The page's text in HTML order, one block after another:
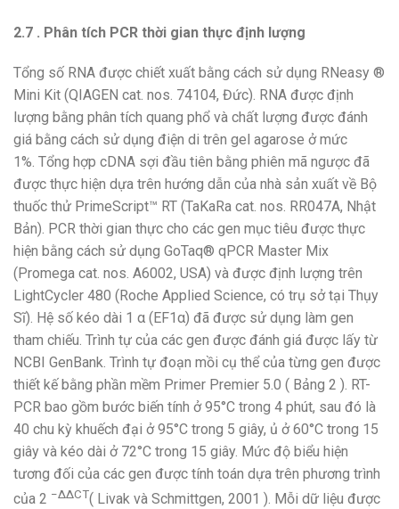
2.7 . Phân tích PCR thời gian thực định lượng
Tổng số RNA được chiết xuất bằng cách sử dụng RNeasy ®
Mini Kit (QIAGEN cat. nos. 74104, Đức). RNA được định
lượng bằng phân tích quang phổ và chất lượng được đánh
giá bằng cách sử dụng điện di trên gel agarose ở mức
1%. Tổng hợp cDNA sợi đầu tiên bằng phiên mã ngược đã
được thực hiện dựa trên hướng dẫn của nhà sản xuất về Bộ
thuốc thử PrimeScript™ RT (TaKaRa cat. nos. RR047A, Nhật
Bản). PCR thời gian thực cho các gen mục tiêu được thực
hiện bằng cách sử dụng GoTaq® qPCR Master Mix
(Promega cat. nos. A6002, USA) và được định lượng trên
LightCycler 480 (Roche Applied Science, có trụ sở tại Thụy
Sĩ). Hệ số kéo dài 1 α (EF1α) đã được sử dụng làm gen
tham chiếu. Trình tự của các gen được đánh giá được lấy từ
NCBI GenBank. Trình tự đoạn mồi cụ thể của từng gen được
thiết kế bằng phần mềm Primer Premier 5.0 ( Bảng 2 ). RT-
PCR bao gồm bước biến tính ở 95°C trong 4 phút, sau đó là
40 chu kỳ khuếch đại ở 95°C trong 5 giây, ủ ở 60°C trong 15
giây và kéo dài ở 72°C trong 15 giây. Mức độ biểu hiện
tương đối của các gen được tính toán dựa trên phương trình
của 2 −ΔΔCT( Livak và Schmittgen, 2001 ). Mỗi dữ liệu được